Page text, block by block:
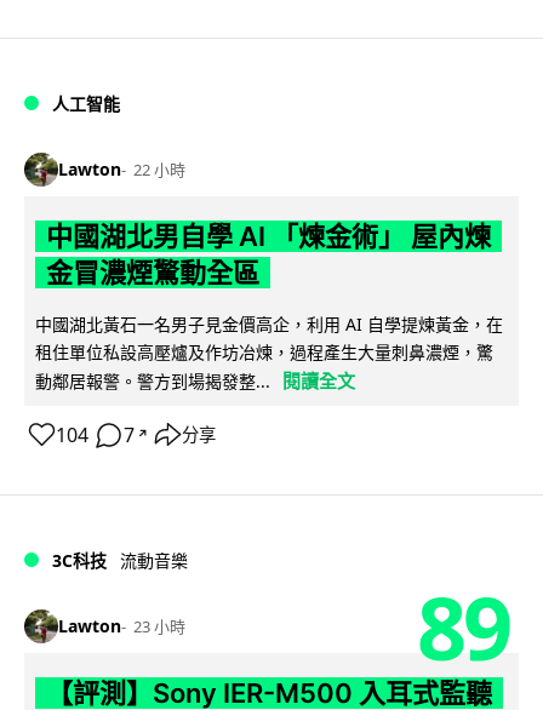
人工智能
Lawton 22 小時
中國湖北男自學 AI 「煉金術」 屋內煉
金冒濃煙驚動全區
中國湖北黃石一名男子見金價高企，利用 AI 自學提煉黃金，在
租住單位私設高壓爐及作坊冶煉，過程產生大量刺鼻濃煙，驚
動鄰居報警。警方到場揭發整...
閱讀全文
104 7 ↗ 分享
3C科技 流動音樂
Lawton 23 小時 89
【評測】Sony IER-M500 入耳式監聽